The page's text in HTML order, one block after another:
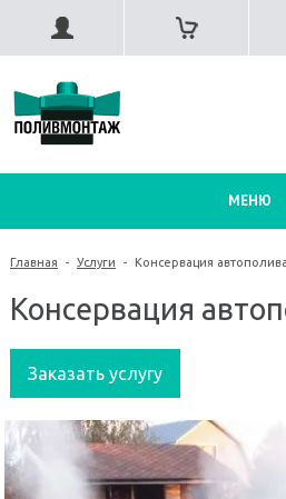
МЕНЮ
Главная - Услуги - Консервация автополива
Консервация
Заказать услугу